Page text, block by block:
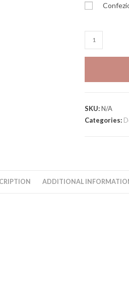
Choker
Ciliegia
SKU:N/A
Categories:
ADDITIONAL